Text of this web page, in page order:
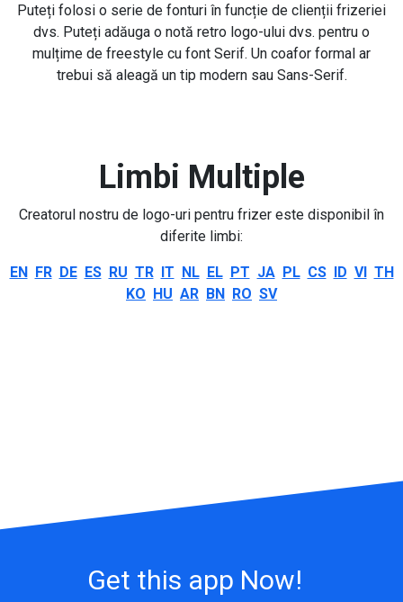
Puteți folosi o serie de fonturi în funcție de clienții frizeriei
dvs. Puteți adăuga o notă retro logo-ului dvs. pentru o
mulțime de freestyle cu font Serif. Un coafor formal ar
trebui să aleagă un tip modern sau Sans-Serif.
Limbi Multiple
Creatorul nostru de logo-uri pentru frizer este disponibil în
diferite limbi:
EN FR DE ES RU TR IT NL EL PT JA PL CS ID VI TH
KO HU AR BN RO SV
Get this app Now!